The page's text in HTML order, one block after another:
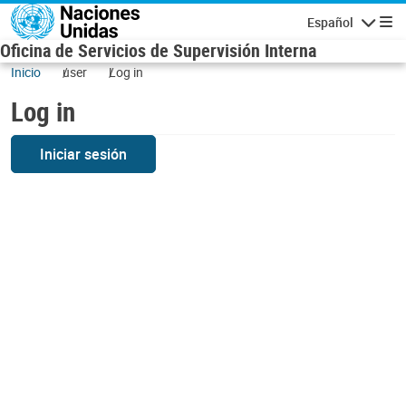
Skip to main content
Español
Oficina de Servicios de Supervisión Interna
Inicio user Log in
Log in
Iniciar sesión